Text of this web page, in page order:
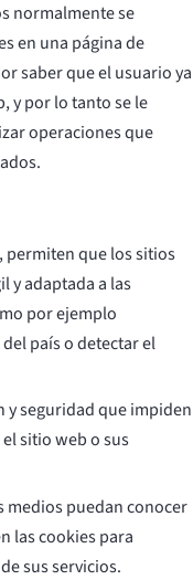
normalmente se
en una página de
saber que el usuario ya
y por lo tanto se le
operaciones que
permiten que los sitios
y adaptada a las
por ejemplo
país o detectar el
y seguridad que impiden
sitio web o sus
medios puedan conocer
las cookies para
sus servicios.